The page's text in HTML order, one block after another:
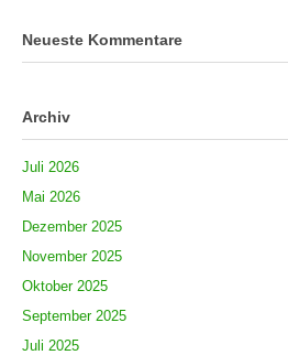
Neueste Kommentare
Archiv
Juli 2026
Mai 2026
Dezember 2025
November 2025
Oktober 2025
September 2025
Juli 2025